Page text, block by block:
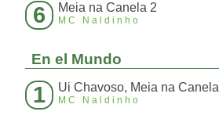
6 Meia na Canela 2
MC Naldinho
En el Mundo
1 Ui Chavoso, Meia na Canela
MC Naldinho